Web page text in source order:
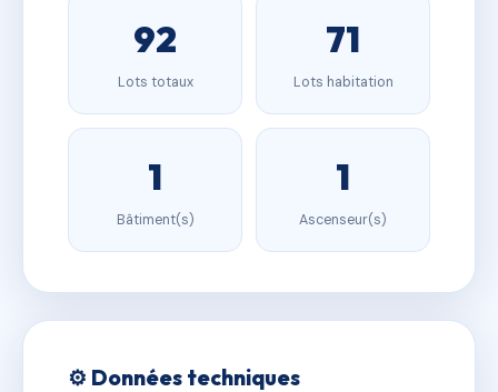
92
Lots totaux
71
Lots habitation
1
Bâtiment(s)
1
Ascenseur(s)
⚙️ Données techniques